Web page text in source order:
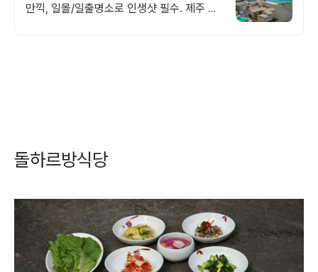
만끽, 일몰/일출명소로 인생샷 필수. 제주 감
돌하르방식당